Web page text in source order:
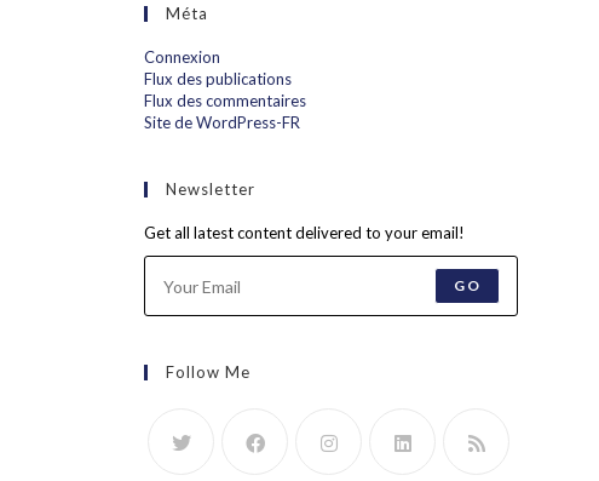
Méta
Connexion
Flux des publications
Flux des commentaires
Site de WordPress-FR
Newsletter
Get all latest content delivered to your email!
GO
Follow Me